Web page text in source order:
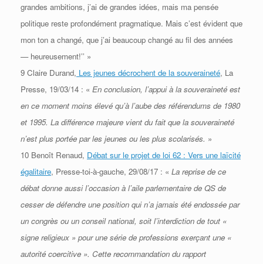
grandes ambitions, j’ai de grandes idées, mais ma pensée
politique reste profondément pragmatique. Mais c’est évident que
mon ton a changé, que j’ai beaucoup changé au fil des années
— heureusement!’’ »
9 Claire Durand, Les jeunes décrochent de la souveraineté, La
Presse, 19/03/14 : « En conclusion, l’appui à la souveraineté est
en ce moment moins élevé qu’à l’aube des référendums de 1980
et 1995. La différence majeure vient du fait que la souveraineté
n’est plus portée par les jeunes ou les plus scolarisés. »
10 Benoît Renaud, Débat sur le projet de loi 62 : Vers une laïcité
égalitaire, Presse-toi-à-gauche, 29/08/17 : « La reprise de ce
débat donne aussi l’occasion à l’aile parlementaire de QS de
cesser de défendre une position qui n’a jamais été endossée par
un congrès ou un conseil national, soit l’interdiction de tout «
signe religieux » pour une série de professions exerçant une «
autorité coercitive ». Cette recommandation du rapport